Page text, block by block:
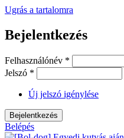
Ugrás a tartalomra
Bejelentkezés
Felhasználónév *
Jelszó *
Új jelszó igénylése
Belépés